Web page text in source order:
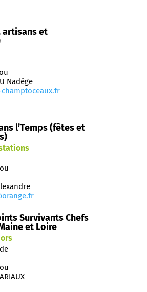
artisans et
Nadège
l’Temps (fêtes et
Survivants Chefs
et Loire